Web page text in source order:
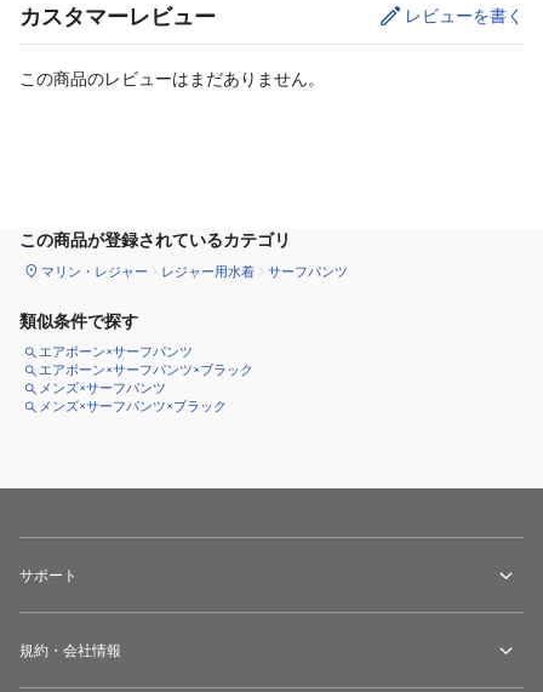
カスタマーレビュー レビューを書く
この商品のレビューはまだありません。
この商品が登録されているカテゴリ
マリン・レジャー レジャー用水着 サーフパンツ
類似条件で探す
エアボーン×サーフパンツ
エアボーン×サーフパンツ×ブラック
メンズ×サーフパンツ
メンズ×サーフパンツ×ブラック
サポート
規約・会社情報